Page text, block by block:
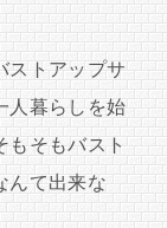
ストアップサ
人暮らしを始
もそもバスト
んて出来な